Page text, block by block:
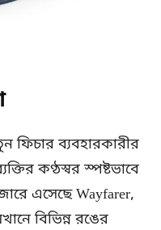
ফিচার ব্যবহারকারীর
কণ্ঠস্বর স্পষ্টভাবে
এসেছে Wayfarer,
বিভিন্ন রঙের